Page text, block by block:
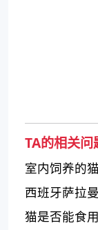
TA的相关问
室内饲养的
西班牙萨拉
施完善
猫是否能食